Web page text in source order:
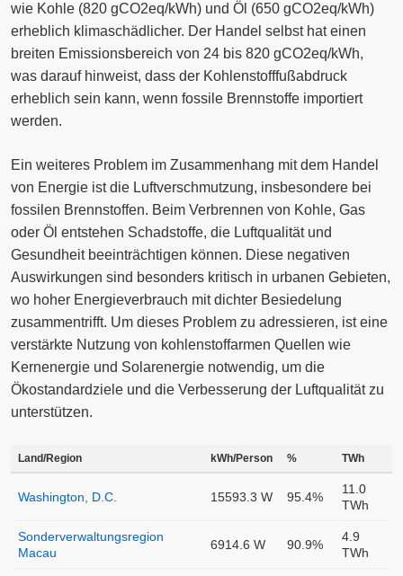
wie Kohle (820 gCO2eq/kWh) und Öl (650 gCO2eq/kWh)
erheblich klimaschädlicher. Der Handel selbst hat einen
breiten Emissionsbereich von 24 bis 820 gCO2eq/kWh,
was darauf hinweist, dass der Kohlenstofffußabdruck
erheblich sein kann, wenn fossile Brennstoffe importiert
werden.
Ein weiteres Problem im Zusammenhang mit dem Handel
von Energie ist die Luftverschmutzung, insbesondere bei
fossilen Brennstoffen. Beim Verbrennen von Kohle, Gas
oder Öl entstehen Schadstoffe, die Luftqualität und
Gesundheit beeinträchtigen können. Diese negativen
Auswirkungen sind besonders kritisch in urbanen Gebieten,
wo hoher Energieverbrauch mit dichter Besiedelung
zusammentrifft. Um dieses Problem zu adressieren, ist eine
verstärkte Nutzung von kohlenstoffarmen Quellen wie
Kernenergie und Solarenergie notwendig, um die
Ökostandardziele und die Verbesserung der Luftqualität zu
unterstützen.
Land/Region kWh/Person % TWh
Washington, D.C. 15593.3 W 95.4%
11.0
TWh
Sonderverwaltungsregion
Macau
6914.6 W 90.9%
4.9
TWh